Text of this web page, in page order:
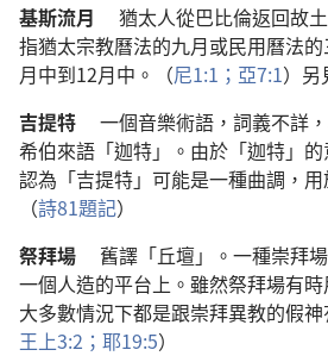
基斯流月
猶太人從巴比倫返回故土
指猶太宗教曆法的九月或民用曆法的
月中到12月中 。（尼1:1； 亞7:1） 另
吉提特
一個音樂術語 ， 詞義不詳 ，
希伯來語 「迦特」。 由於 「迦特」 的
認為 「吉提特」 可能是一種曲調 ， 用
（詩81題記）
祭拜場
舊譯 「丘壇」。 一種崇拜
一個人造的平台上 。 雖然祭拜場有時
大多數情況下都是跟崇拜異教的假神
王上3:2； 耶19:5）